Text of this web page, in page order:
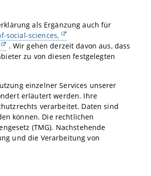
als Ergänzung auch für
social-sciences,
. Wir gehen derzeit davon aus, dass
zu von diesen festgelegten
einzelner Services unserer
erläutert werden. Ihre
verarbeitet. Daten sind
können. Die rechtlichen
(TMG). Nachstehende
und die Verarbeitung von